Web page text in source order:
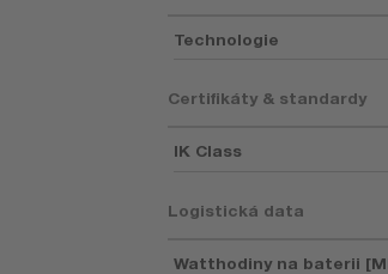
Technologie
Certifikáty & standardy
IK Class
Logistická data
Watthodiny na baterii